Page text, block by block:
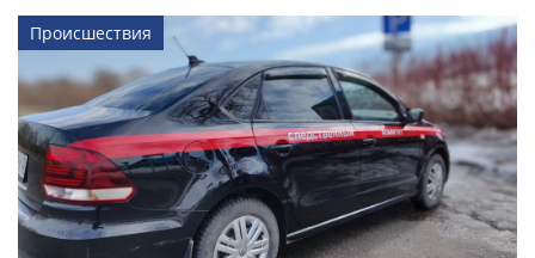
Происшествия